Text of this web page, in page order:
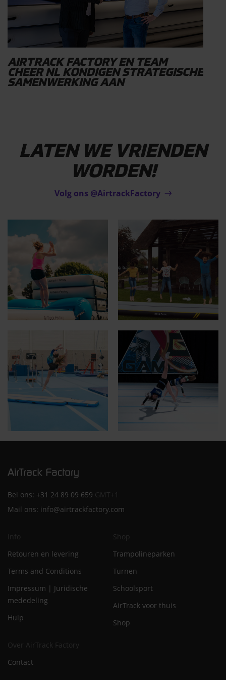
AIRTRACK FACTORY EN TEAM
CHEER NL KONDIGEN STRATEGISCHE
SAMENWERKING AAN
LATEN WE VRIENDEN
WORDEN!
Volg ons @AirtrackFactory
Bel ons: +31 24 89 09 659 GMT+1
Mail ons: info@airtrackfactory.com
Info
Retouren en levering
Terms and Conditions
Impressum | Juridische
mededeling
Hulp
Shop
Trampolineparken
Turnen
Schoolsport
AirTrack voor thuis
Shop
Over AirTrack Factory
Contact